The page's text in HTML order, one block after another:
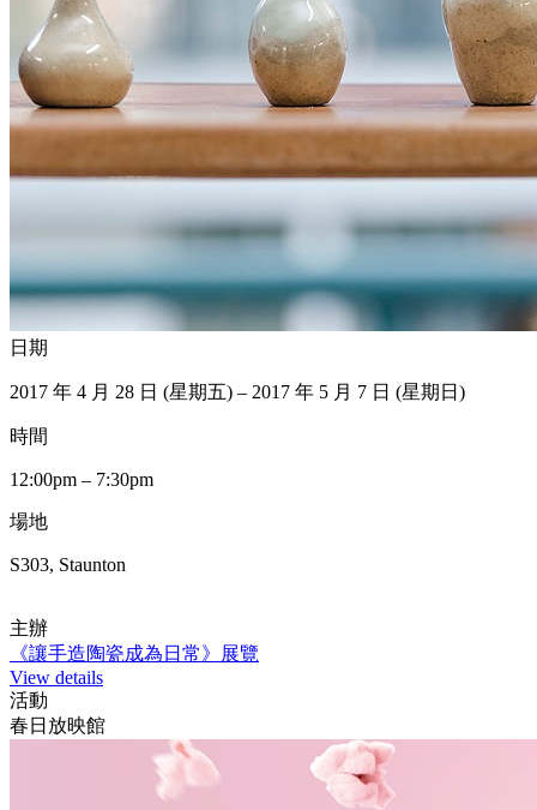
日期
2017 年 4 月 28 日 (星期五) – 2017 年 5 月 7 日 (星期日)
時間
12:00pm – 7:30pm
場地
S303, Staunton
主辦
《讓手造陶瓷成為日常》展覽
View details
活動
春日放映館